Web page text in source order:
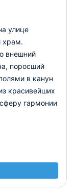
улице
храм.
внешний
поросший
в канун
красивейших
гармонии